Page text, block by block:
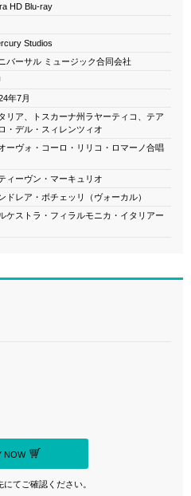
HD Blu-ray
Studios
バーサル ミュージック合同会社
年7月
リア、トスカーナ州ラヤーティコ、テア
・デル・スィレンツィオ
ーヴォ・コーロ・リリコ・ロマーノ合唱
ィーヴン・マーキュリオ
ドレア・ボチェッリ（ヴォーカル）
ケストラ・フィラルモニカ・イタリアー
NOW
てご確認ください。